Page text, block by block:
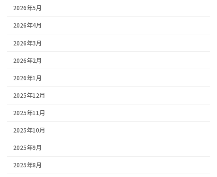
2026年5月
2026年4月
2026年3月
2026年2月
2026年1月
2025年12月
2025年11月
2025年10月
2025年9月
2025年8月